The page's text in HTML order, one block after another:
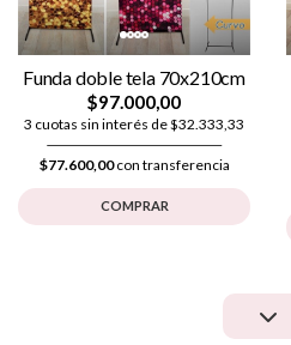
Funda doble tela 70x210cm
$97.000,00
3 cuotas sin interés de $32.333,33
$77.600,00con transferencia
COMPRAR